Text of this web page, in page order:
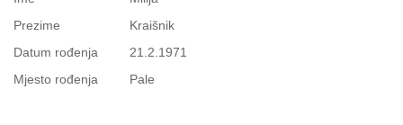
Prezime
Kraišnik
Datum rođenja
21.2.1971
Mjesto rođenja
Pale